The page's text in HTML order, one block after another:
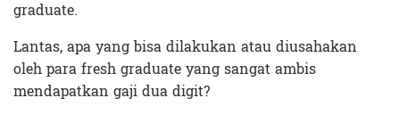
graduate.
Lantas, apa yang bisa dilakukan atau diusahakan
oleh para fresh graduate yang sangat ambis
mendapatkan gaji dua digit?